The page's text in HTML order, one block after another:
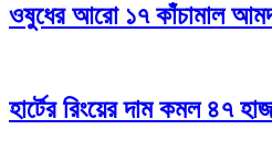
ওষুধের আরো ১৭ কাঁচামাল
হার্টের রিংয়ের দাম কমল ৪৭